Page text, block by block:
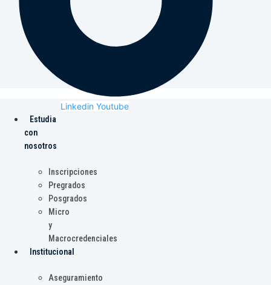
Linkedin Youtube
Estudia
con
nosotros
Inscripciones
Pregrados
Posgrados
Micro
y
Macrocredenciales
Institucional
Aseguramiento